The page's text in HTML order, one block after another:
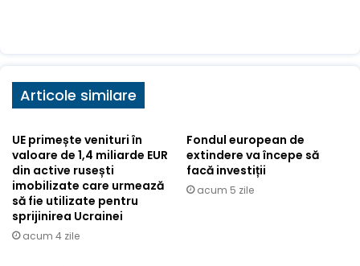
Articole similare
UE primește venituri în
valoare de 1,4 miliarde EUR
din active rusești
imobilizate care urmează
să fie utilizate pentru
sprijinirea Ucrainei
acum 4 zile
Fondul european de
extindere va începe să
facă investiții
acum 5 zile